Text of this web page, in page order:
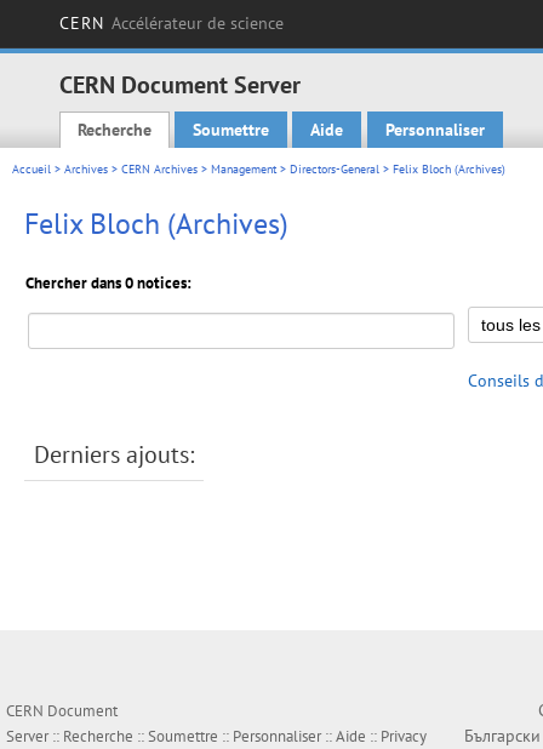
CERN Accélérateur de science
CERN Document Server
Main menu
Recherche Soumettre Aide Personnaliser
Accueil > Archives > CERN Archives > Management> Directors-General > Felix Bloch (Archives)
Felix Bloch (Archives)
Chercher dans 0 notices:
Conseils
Derniers ajouts:
CERN Document
Server :: Recherche ::Soumettre :: Personnaliser::Aide :: Privacy
Български